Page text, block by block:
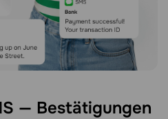
— Bestätigungen